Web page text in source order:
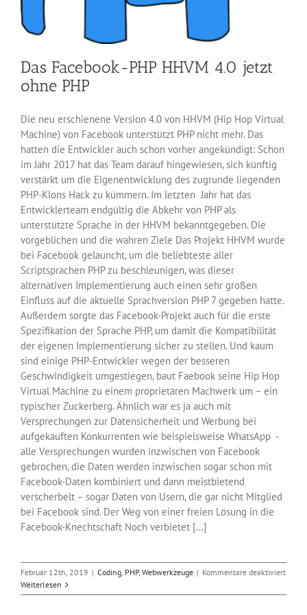
Das Facebook-PHP HHVM 4.0 jetzt
ohne PHP
Die neu erschienene Version 4.0 von HHVM (Hip Hop Virtual
Machine) von Facebook unterstützt PHP nicht mehr. Das
hatten die Entwickler auch schon vorher angekündigt: Schon
im Jahr 2017 hat das Team darauf hingewiesen, sich künftig
verstärkt um die Eigenentwicklung des zugrunde liegenden
PHP-Klons Hack zu kümmern. Im letzten Jahr hat das
Entwicklerteam endgültig die Abkehr von PHP als
unterstützte Sprache in der HHVM bekanntgegeben. Die
vorgeblichen und die wahren Ziele Das Projekt HHVM wurde
bei Facebook gelauncht, um die beliebteste aller
Scriptsprachen PHP zu beschleunigen, was dieser
alternativen Implementierung auch einen sehr großen
Einfluss auf die aktuelle Sprachversion PHP 7 gegeben hatte.
Außerdem sorgte das Facebook-Projekt auch für die erste
Spezifikation der Sprache PHP, um damit die Kompatibilität
der eigenen Implementierung sicher zu stellen. Und kaum
sind einige PHP-Entwickler wegen der besseren
Geschwindigkeit umgestiegen, baut Faebook seine Hip Hop
Virtual Machine zu einem proprietären Machwerk um – ein
typischer Zuckerberg. Ähnlich war es ja auch mit
Versprechungen zur Datensicherheit und Werbung bei
aufgekauften Konkurrenten wie beispielsweise WhatsApp -
alle Versprechungen wurden inzwischen von Facebook
gebrochen, die Daten werden inzwischen sogar schon mit
Facebook-Daten kombiniert und dann meistbietend
verscherbelt – sogar Daten von Usern, die gar nicht Mitglied
bei Facebook sind. Der Weg von einer freien Lösung in die
Facebook-Knechtschaft Noch verbietet [...]
Februar 12th, 2019 | Coding, PHP, Webwerkzeuge | Kommentare deaktiviertfür
Weiterlesen